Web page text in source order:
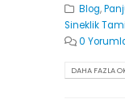
Blog,
Sineklik
0
DAHA FAZLA